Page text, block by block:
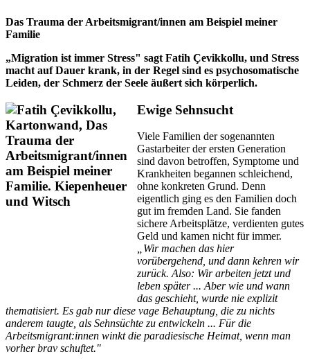
Das Trauma der Arbeitsmigrant/innen am Beispiel meiner
Familie
„Migration ist immer Stress" sagt Fatih Çevikkollu, und Stress
macht auf Dauer krank, in der Regel sind es psychosomatische
Leiden, der Schmerz der Seele äußert sich körperlich.
Ewige Sehnsucht
Viele Familien der sogenannten
Gastarbeiter der ersten Generation
sind davon betroffen, Symptome und
Krankheiten begannen schleichend,
ohne konkreten Grund. Denn
eigentlich ging es den Familien doch
gut im fremden Land. Sie fanden
sichere Arbeitsplätze, verdienten gutes
Geld und kamen nicht für immer.
„Wir machen das hier
vorübergehend, und dann kehren wir
zurück. Also: Wir arbeiten jetzt und
leben später ... Aber wie und wann
das geschieht, wurde nie explizit
thematisiert. Es gab nur diese vage Behauptung, die zu nichts
anderem taugte, als Sehnsüchte zu entwickeln ... Für die
Arbeitsmigrant:innen winkt die paradiesische Heimat, wenn man
vorher brav schuftet."